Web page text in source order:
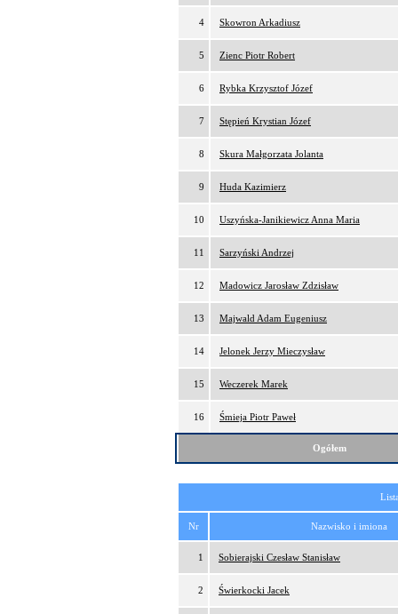
4 Skowron Arkadiusz
5 Zienc Piotr Robert
6 Rybka Krzysztof Józef
7 Stępień Krystian Józef
8 Skura Małgorzata Jolanta
9 Huda Kazimierz
10 Uszyńska-Janikiewicz Anna Maria
11 Sarzyński Andrzej
12 Madowicz Jarosław Zdzisław
13 Majwald Adam Eugeniusz
14 Jelonek Jerzy Mieczysław
15 Weczerek Marek
16 Śmieja Piotr Paweł
Ogółem
Nr Nazwisko i imiona
1 Sobierajski Czesław Stanisław
2 Świerkocki Jacek